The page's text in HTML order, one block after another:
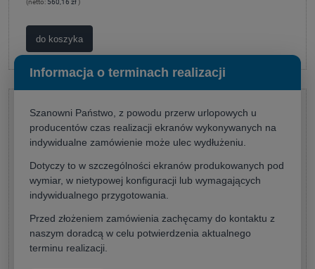
(netto: 560,16 zł )
do koszyka
Informacja o terminach realizacji
Szanowni Państwo, z powodu przerw urlopowych u
producentów czas realizacji ekranów wykonywanych na
indywidualne zamówienie może ulec wydłużeniu.
Dotyczy to w szczególności ekranów produkowanych pod
wymiar, w nietypowej konfiguracji lub wymagających
indywidualnego przygotowania.
Przed złożeniem zamówienia zachęcamy do kontaktu z
naszym doradcą w celu potwierdzenia aktualnego
terminu realizacji.